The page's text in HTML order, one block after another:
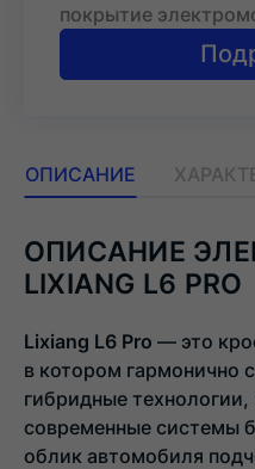
покрытие
ОПИСАНИЕ
ОПИСАНИЕ
LIXIANG L6 PRO
Lixiang L6 Pro — это
в котором гармонично
гибридные
современные системы
облик автомобиля